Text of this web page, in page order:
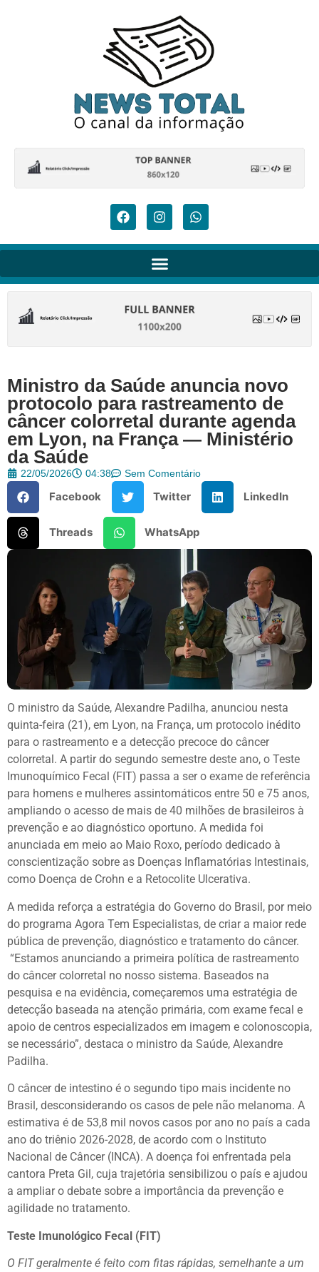
Ministro da Saúde anuncia novo
protocolo para rastreamento de
câncer colorretal durante agenda
em Lyon, na França — Ministério
da Saúde
22/05/2026 04:38 Sem Comentário
Facebook Twitter LinkedIn
Threads WhatsApp
O ministro da Saúde, Alexandre Padilha, anunciou nesta
quinta-feira (21), em Lyon, na França, um protocolo inédito
para o rastreamento e a detecção precoce do câncer
colorretal. A partir do segundo semestre deste ano, o Teste
Imunoquímico Fecal (FIT) passa a ser o exame de referência
para homens e mulheres assintomáticos entre 50 e 75 anos,
ampliando o acesso de mais de 40 milhões de brasileiros à
prevenção e ao diagnóstico oportuno. A medida foi
anunciada em meio ao Maio Roxo, período dedicado à
conscientização sobre as Doenças Inflamatórias Intestinais,
como Doença de Crohn e a Retocolite Ulcerativa.
A medida reforça a estratégia do Governo do Brasil, por meio
do programa Agora Tem Especialistas, de criar a maior rede
pública de prevenção, diagnóstico e tratamento do câncer.
“Estamos anunciando a primeira política de rastreamento
do câncer colorretal no nosso sistema. Baseados na
pesquisa e na evidência, começaremos uma estratégia de
detecção baseada na atenção primária, com exame fecal e
apoio de centros especializados em imagem e colonoscopia,
se necessário”, destaca o ministro da Saúde, Alexandre
Padilha.
O câncer de intestino é o segundo tipo mais incidente no
Brasil, desconsiderando os casos de pele não melanoma. A
estimativa é de 53,8 mil novos casos por ano no país a cada
ano do triênio 2026-2028, de acordo com o Instituto
Nacional de Câncer (INCA). A doença foi enfrentada pela
cantora Preta Gil, cuja trajetória sensibilizou o país e ajudou
a ampliar o debate sobre a importância da prevenção e
agilidade no tratamento.
Teste Imunológico Fecal (FIT)
O FIT geralmente é feito com fitas rápidas, semelhante a um